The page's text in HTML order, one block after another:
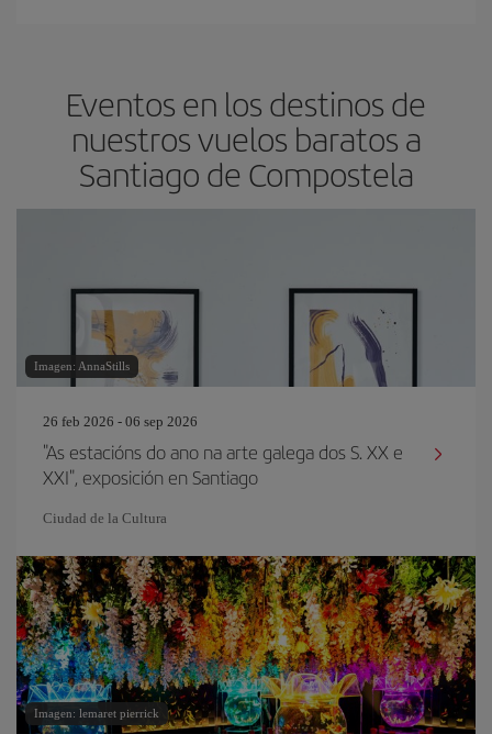
Eventos en los destinos de
nuestros vuelos baratos a
Santiago de Compostela
Imagen: AnnaStills
26 feb 2026 - 06 sep 2026
"As estacións do ano na arte galega dos S. XX e
XXI", exposición en Santiago
Ciudad de la Cultura
Imagen: lemaret pierrick